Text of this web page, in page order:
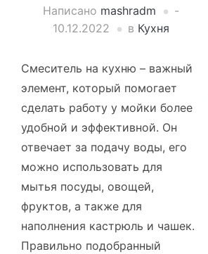
Написано mashradm
-
10.12.2022
в Кухня
Смеситель на кухню – важный
элемент, который помогает
сделать работу у мойки более
удобной и эффективной. Он
отвечает за подачу воды, его
можно использовать для
мытья посуды, овощей,
фруктов, а также для
наполнения кастрюль и чашек.
Правильно подобранный